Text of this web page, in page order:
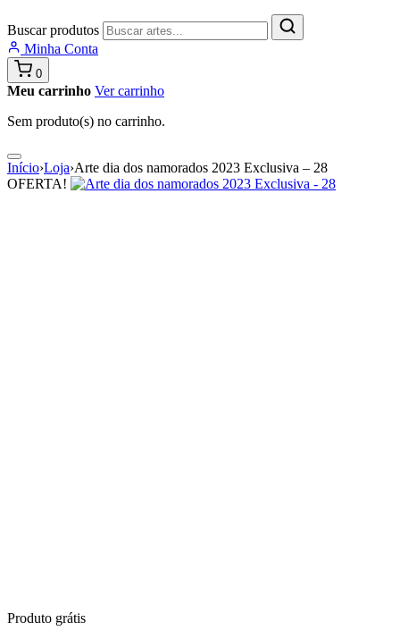
Buscar produtos
Minha Conta
0
Meu carrinho Ver carrinho
Sem produto(s) no carrinho.
Início›Loja›Arte dia dos namorados 2023 Exclusiva – 28
OFERTA!
Produto grátis